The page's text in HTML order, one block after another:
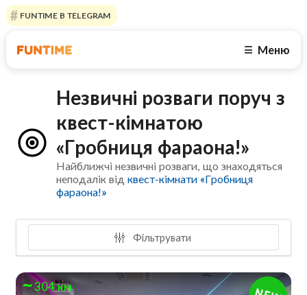
FUNTIME В TELEGRAM
☰ Меню
Незвичні розваги поруч з
квест-кімнатою
«Гробниця фараона!»
Найближчі незвичні розваги, що знаходяться
неподалік відквест-кімнати «Гробниця
фараона!»
Фільтрувати
304 км